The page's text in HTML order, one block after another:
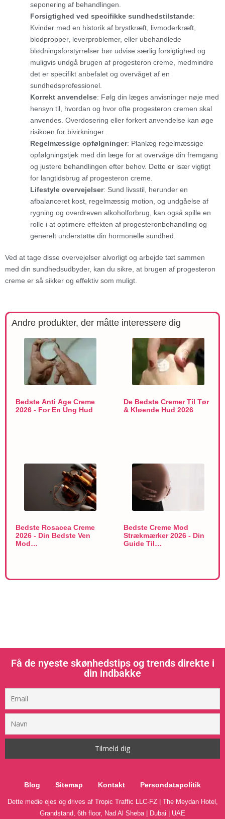
seponering af behandlingen.
Forsigtighed ved specifikke sundhedstilstande:
Kvinder med en historik af brystkræft, livmoderkræft,
blodpropper, leverproblemer, eller ubehandlede
blødningsforstyrrelser bør udvise særlig forsigtighed og
muligvis undgå brugen af progesteron creme, medmindre
det er specifikt anbefalet og overvåget af en
sundhedsprofessionel.
Korrekt anvendelse: Følg din læges anvisninger nøje med
hensyn til, hvordan og hvor ofte progesteron cremen skal
anvendes. Overdosering eller forkert anvendelse kan øge
risikoen for bivirkninger.
Regelmæssige opfølgninger: Planlæg regelmæssige
opfølgningstjek med din læge for at overvåge din fremgang
og justere behandlingen efter behov. Dette er især vigtigt
for langtidsbrug af progesteron creme.
Lifestyle overvejelser: Sund livsstil, herunder en
afbalanceret kost, regelmæssig motion, og undgåelse af
rygning og overdreven alkoholforbrug, kan også spille en
rolle i at optimere effekten af progesteronbehandling og
generelt understøtte din hormonelle sundhed.
Ved at tage disse overvejelser alvorligt og arbejde tæt sammen
med din sundhedsudbyder, kan du sikre, at brugen af progesteron
creme er så sikker og effektiv som muligt.
Andre produkter, der måtte interessere dig
Bedste Anti Age Creme
2026 - For En Ung Hud
De Bedste Cremer Til Tør
& Kløende Hud 2026
Bedste Rosacea Creme
2026 - Din Bedste Ven
Mod…
Bedste Creme Mod
Strækmærker 2026 - Din
Guide Til…
Få de nyeste skønhedstips og trends direkte i
din indbakke
Blog Sitemap Kontakt Persondatapolitik
Dette medie ejes og drives af Tropic Traffic LLC-FZ | The Meydan Hotel,
Grandstand, 6th floor, Nad Al Sheba | Dubai | UAE